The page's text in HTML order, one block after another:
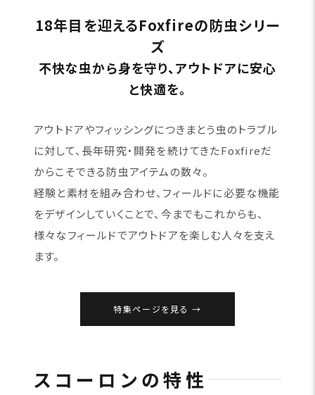
18年目を迎えるFoxfireの防虫シリー
ズ
不快な虫から身を守り、アウトドアに安心
と快適を。
アウトドアやフィッシングにつきまとう虫のトラブル
に対して、長年研究・開発を続けてきたFoxfireだ
からこそできる防虫アイテムの数々。
経験と素材を組み合わせ、フィールドに必要な機能
をデザインしていくことで、今までもこれからも、
様々なフィールドでアウトドアを楽しむ人々を支え
ます。
特集ページを見る
スコーロンの特性